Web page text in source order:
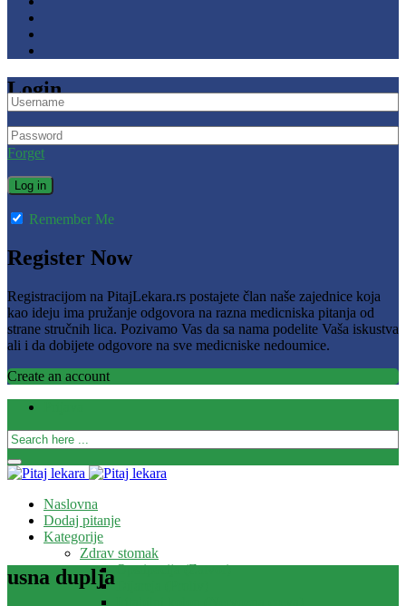
Login
Forget
Remember Me
Register Now
Registracijom na PitajLekara.rs postajete član naše zajednice koja
kao ideju ima pružanje odgovora na razna medicniska pitanja od
strane stručnih lica. Pozivamo Vas da sa nama podelite Vaša iskustva
ali i da dobijete odgovore na sve medicniske nedoumice.
Create an account
Naslovna
Dodaj pitanje
Kategorije
Zdrav stomak
Opstipacija (Zatvor)
usna duplja